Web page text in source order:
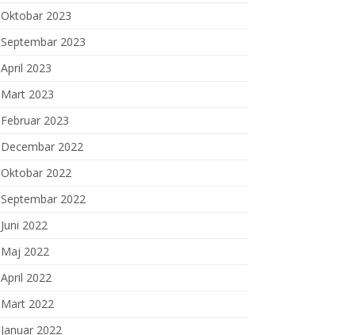
Oktobar 2023
Septembar 2023
April 2023
Mart 2023
Februar 2023
Decembar 2022
Oktobar 2022
Septembar 2022
Juni 2022
Maj 2022
April 2022
Mart 2022
Januar 2022